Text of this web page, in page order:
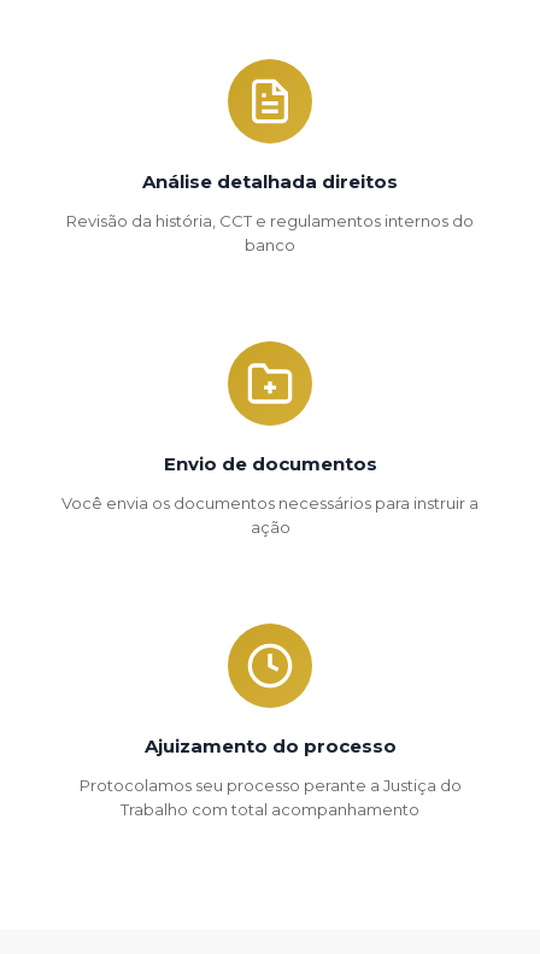
Análise detalhada direitos
Revisão da história, CCT e regulamentos internos do
banco
Envio de documentos
Você envia os documentos necessários para instruir a
ação
Ajuizamento do processo
Protocolamos seu processo perante a Justiça do
Trabalho com total acompanhamento